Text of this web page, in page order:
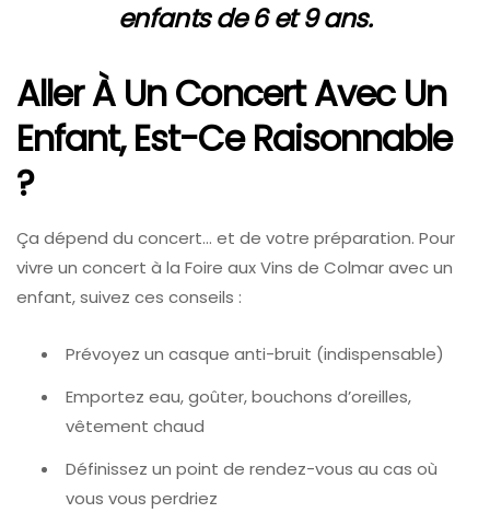
enfants de 6 et 9 ans.
Aller À Un Concert Avec Un
Enfant, Est-Ce Raisonnable
?
Ça dépend du concert… et de votre préparation. Pour
vivre un concert à la Foire aux Vins de Colmar avec un
enfant, suivez ces conseils :
Prévoyez un casque anti-bruit (indispensable)
Emportez eau, goûter, bouchons d’oreilles,
vêtement chaud
Définissez un point de rendez-vous au cas où
vous vous perdriez